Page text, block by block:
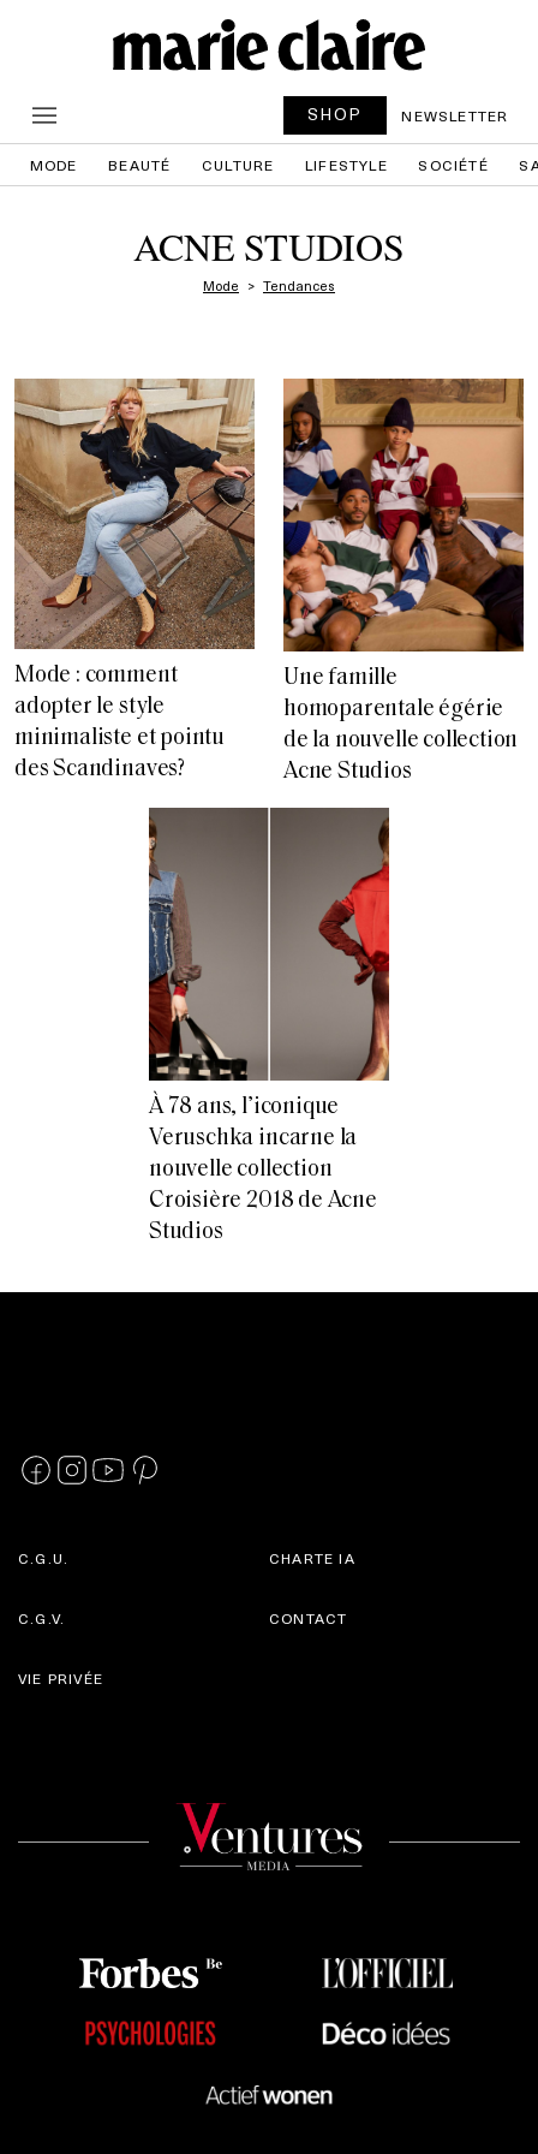
SHOP NEWSLETTER
MODE BEAUTÉ CULTURE LIFESTYLE SOCIÉTÉ
ACNE STUDIOS
Mode Tendances
Mode : comment
adopter le style
minimaliste et pointu
des Scandinaves?
Une famille
homoparentale égérie
de la nouvelle collection
Acne Studios
À 78 ans, l’iconique
Veruschka incarne la
nouvelle collection
Croisière 2018 de Acne
Studios
C.G.U.
C.G.V.
CHARTE IA
CONTACT
VIE PRIVÉE